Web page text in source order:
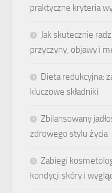
praktyczne kryteria
Jak skutecznie
przyczyny, objawy i
Dieta redukcyjna:
kluczowe składniki
Zbilansowany
zdrowego stylu życia
Zabiegi
kondycji skóry i